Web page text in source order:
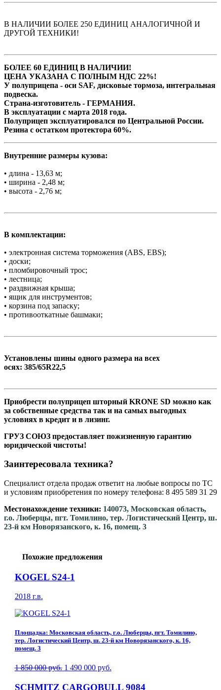
В НАЛИЧИИ БОЛЕЕ 250 ЕДИНИЦ АНАЛОГИЧНОЙ И
ДРУГОЙ ТЕХНИКИ!
БОЛЕЕ 60 ЕДИНИЦ В НАЛИЧИИ!
ЦЕНА УКАЗАНА С ПОЛНЫМ НДС 22%!
У полуприцепа - оси SAF, дисковые тормоза, интегральная
подвеска.
Страна-изготовитель - ГЕРМАНИЯ.
В эксплуатации с марта 2018 года.
Полуприцеп эксплуатировался по Центральной России.
Резина с остатком протектора 60%.
Внутренние размеры кузова:
• длина - 13,63 м;
• ширина - 2,48 м;
• высота - 2,76 м;
В комплектации:
• электронная система торможения (ABS, EBS);
• доски;
• пломбировочный трос;
• лестница;
• раздвижная крыша;
• ящик для инструментов;
• корзина под запаску;
• противооткатные башмаки;
Установлены шины одного размера на всех
осях: 385/65R22,5
Приобрести полуприцеп шторный KRONE SD можно как
за собственные средства так и на самых выгодных
условиях в кредит и в лизинг.
ГРУЗ СОЮЗ предоставляет пожизненную гарантию
юридической чистоты!
Заинтересовала техника?
Специалист отдела продаж ответит на любые вопросы по ТС
и условиям приобретения по номеру телефона: 8 495 589 31 29
Местонахождение техники: 140073, Московская область,
г.о. Люберцы, пгт. Томилино, тер. Логистический Центр, ш.
23-й км Новорязанского, к. 16, помещ. 3
Похожие предложения
KOGEL S24-1
2018 г.в.
Площадка: Московская область, г.о. Люберцы, пгт. Томилино,
тер. Логистический Центр, ш. 23-й км Новорязанского, к. 16,
помещ. 3
1 850 000 руб. 1 490 000 руб.
SCHMITZ CARGOBULL 9084